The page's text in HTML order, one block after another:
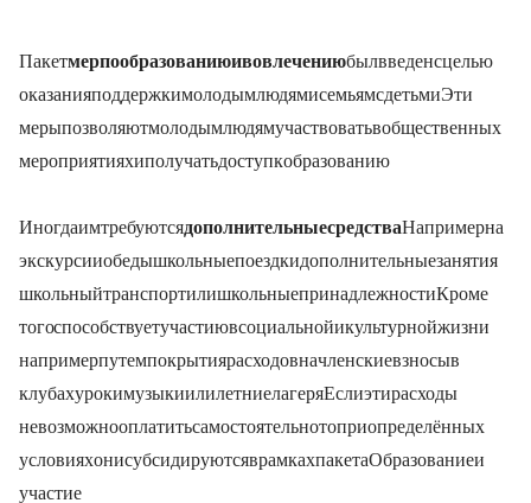
Пакетмер по образованию и вовлечению (BuT)был введен с целью
оказания поддержки молодым людям и семьям с детьми. Эти
меры позволяют молодым людям участвовать в общественных
мероприятиях и получать доступ к образованию.
Иногда им требуютсядополнительные средства. Например, на
экскурсии, обеды, школьные поездки, дополнительные занятия,
школьный транспорт или школьные принадлежности. Кроме
того, BuT способствует участию в социальной и культурной жизни,
например, путем покрытия расходов на членские взносы в
клубах, уроки музыки или летние лагеря. Если эти расходы
невозможно оплатить самостоятельно, то при определённых
условиях они субсидируются в рамках пакета «Образование и
участие».